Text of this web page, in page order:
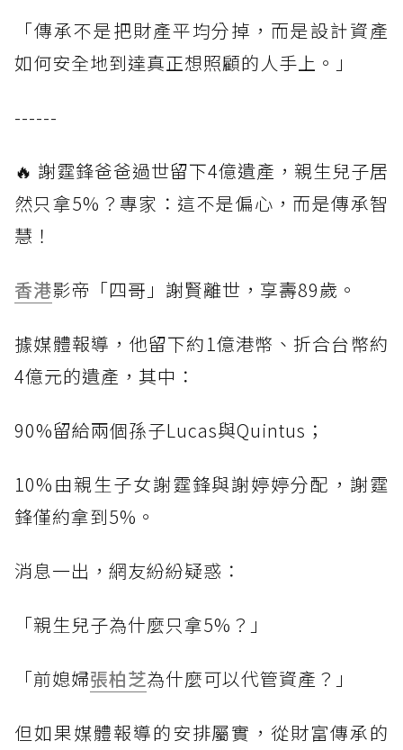
「傳承不是把財產平均分掉，而是設計資產
如何安全地到達真正想照顧的人手上。」
------
🔥 謝霆鋒爸爸過世留下4億遺產，親生兒子居
然只拿5%？專家：這不是偏心，而是傳承智
慧！
香港影帝「四哥」謝賢離世，享壽89歲。
據媒體報導，他留下約1億港幣、折合台幣約
4億元的遺產，其中：
90%留給兩個孫子Lucas與Quintus；
10%由親生子女謝霆鋒與謝婷婷分配，謝霆
鋒僅約拿到5%。
消息一出，網友紛紛疑惑：
「親生兒子為什麼只拿5%？」
「前媳婦張柏芝為什麼可以代管資產？」
但如果媒體報導的安排屬實，從財富傳承的